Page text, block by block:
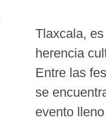
Tlaxcala,
herencia
Entre las
se
evento